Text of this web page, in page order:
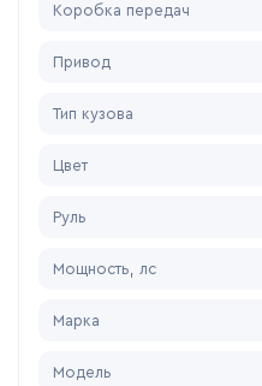
Коробка передач
Привод
Тип кузова
Цвет
Руль
Мощность, лс
Марка
Модель